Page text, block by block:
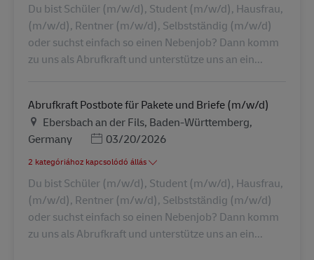
Du bist Schüler (m/w/d), Student (m/w/d), Hausfrau,
(m/w/d), Rentner (m/w/d), Selbstständig (m/w/d)
oder suchst einfach so einen Nebenjob? Dann komm
zu uns als Abrufkraft und unterstütze uns an ein...
Abrufkraft Postbote für Pakete und Briefe (m/w/d)
Helyszín
Ebersbach an der Fils, Baden-Württemberg,
Germany
Posted Date
03/20/2026
2 kategóriához kapcsolódó állás
Du bist Schüler (m/w/d), Student (m/w/d), Hausfrau,
(m/w/d), Rentner (m/w/d), Selbstständig (m/w/d)
oder suchst einfach so einen Nebenjob? Dann komm
zu uns als Abrufkraft und unterstütze uns an ein...